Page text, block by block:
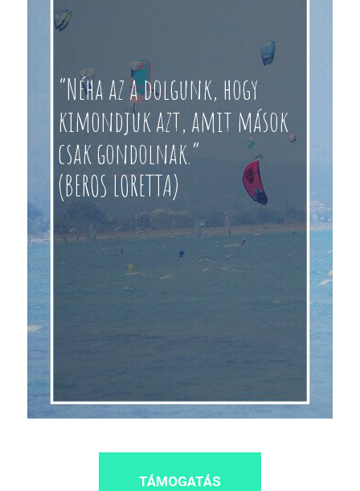
“Néha az a dolgunk, hogy
kimondjuk azt, amit mások
csak gondolnak.”
(BEROS LORETTA)
TÁMOGATÁS